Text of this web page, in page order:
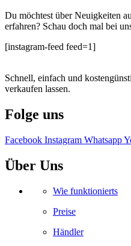
Du möchtest über Neuigkeiten
erfahren? Schau doch mal bei
[instagram-feed feed=1]
Schnell, einfach und
verkaufen lassen.
Folge uns
Facebook Instagram Whatsapp
Über Uns
Wie funktionierts
Preise
Händler